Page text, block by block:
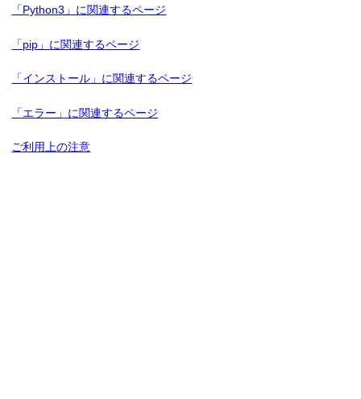
「Python3」に関連するページ
「pip」に関連するページ
「インストール」に関連するページ
「エラー」に関連するページ
ご利用上の注意